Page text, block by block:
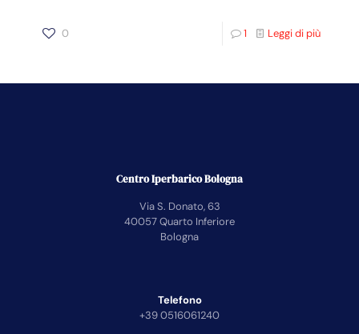
0 1 Leggi di più
Centro Iperbarico Bologna
Via S. Donato, 63
40057 Quarto Inferiore
Bologna
Telefono
+39 0516061240